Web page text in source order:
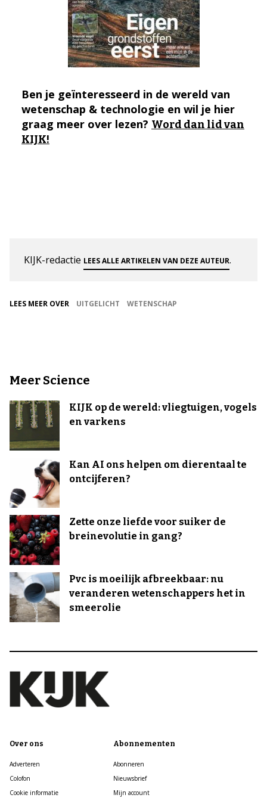
Ben je geïnteresseerd in de wereld van
wetenschap & technologie en wil je hier
graag meer over lezen? Word dan lid van
KIJK!
KIJK-redactie LEES ALLE ARTIKELEN VAN DEZE AUTEUR.
LEES MEER OVER UITGELICHT WETENSCHAP
Meer Science
KIJK op de wereld: vliegtuigen, vogels
en varkens
Kan AI ons helpen om dierentaal te
ontcijferen?
Zette onze liefde voor suiker de
breinevolutie in gang?
Pvc is moeilijk afbreekbaar: nu
veranderen wetenschappers het in
smeerolie
Over ons
Adverteren
Colofon
Cookie informatie
Abonnementen
Abonneren
Nieuwsbrief
Mijn account